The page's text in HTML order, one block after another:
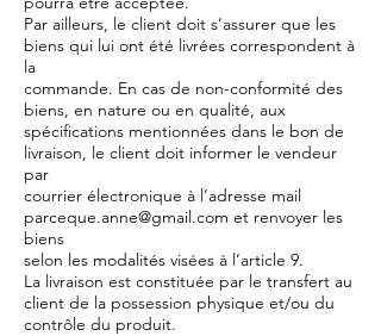
Par ailleurs, le client doit s’assurer que les
biens qui lui ont été livrées correspondent à
la
commande. En cas de non-conformité des
biens, en nature ou en qualité, aux
spécifications mentionnées dans le bon de
livraison, le client doit informer le vendeur
par
courrier électronique à l’adresse mail
parceque.anne@gmail.com et renvoyer les
biens
selon les modalités visées à l’article 9.
La livraison est constituée par le transfert au
client de la possession physique et/ou du
contrôle du produit.